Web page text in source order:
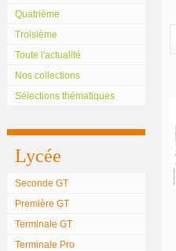
Quatrième
Troisième
Toute l'actualité
Nos collections
Sélections thématiques
Lycée
Seconde GT
Première GT
Terminale GT
Terminale Pro